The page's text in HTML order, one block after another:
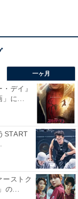
人気馬たち
とで、今年の皐
人気の座を争っ
アンと、スプリ
一ヶ月
デイ』
に...
START
ーストク
の...